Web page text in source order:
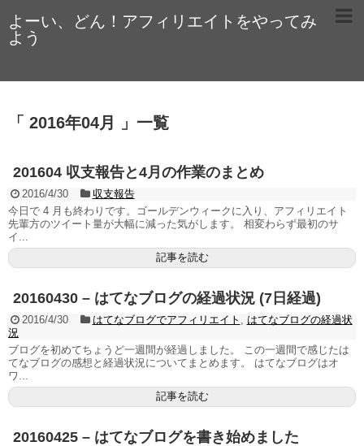
よーい、どん！アフィリエイトをやってみ
よう
「 2016年04月 」一覧
201604 収支報告と4月の作業のまとめ
2016/4/30
収支報告
今日で 4 月も終わりです。ゴールデンウィークに入り、アフィリエイト
先輩方のツイート量が大幅に減った気がします。 相変わらず最初のサ
イ...
記事を読む
20160430 – はてなブログの経過状況 (7日経過)
2016/4/30 はてなブログでアフィリエイト
はてなブログの経過状
況
ブログを初めてちょうど一週間が経過しました。 この一週間で感じたは
てなブログの感想と経過状況についてまとめます。 はてなブログはオ
ワ...
記事を読む
20160425 – はてなブログを書き始めました